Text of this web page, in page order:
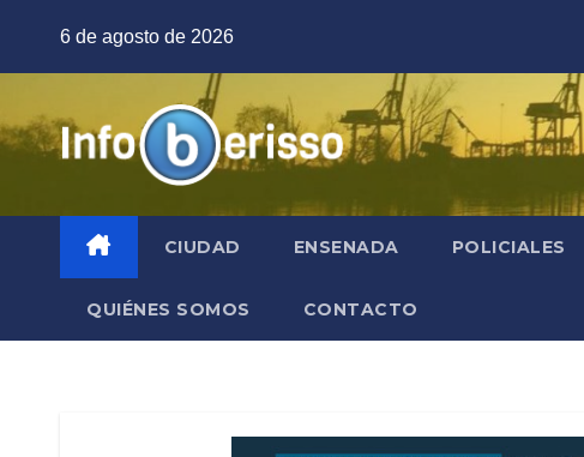
6 de agosto de 2026
CIUDAD ENSENADA POLICIALES
QUIÉNES SOMOS CONTACTO